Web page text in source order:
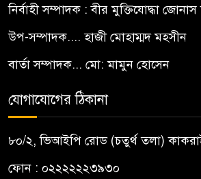
নির্বাহী সম্পাদক : বীর মুক্তিযোদ্ধা জোনাস
উপ-সম্পাদক.... হাজী মোহাম্মদ মহসীন
বার্তা সম্পাদক... মো: মামুন হোসেন
যোগাযোগের ঠিকানা
৮০/২, ভিআইপি রোড (চতুর্থ তলা)
ফোন : ০২২২২২২৩৯৩০